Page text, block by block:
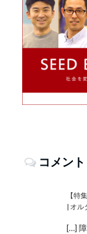
コメント
【特
| オル
[…]